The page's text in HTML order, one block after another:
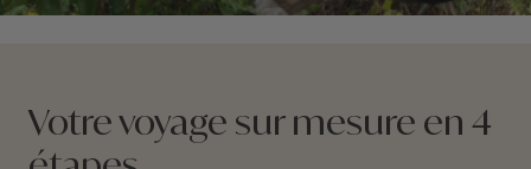
Votre voyage sur mesure en 4